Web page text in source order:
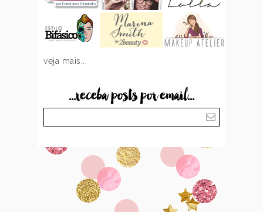
veja mais...
...receba posts por email...